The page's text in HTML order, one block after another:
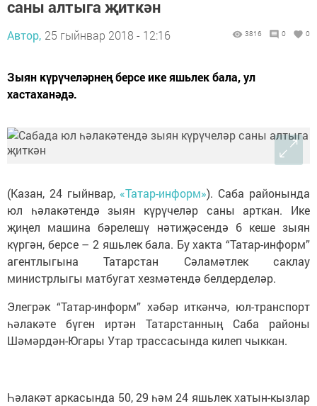
саны алтыга җиткән
Автор, 25 гыйнвар 2018 - 12:16 3816 0 0
Зыян күрүчеләрнең берсе ике яшьлек бала, ул
хастаханәдә.
(Казан, 24 гыйнвар, «Татар-информ»). Саба районында
юл һәлакәтендә зыян күрүчеләр саны арткан. Ике
җиңел машина бәрелешү нәтиҗәсендә 6 кеше зыян
күргән, берсе – 2 яшьлек бала. Бу хакта “Татар-информ”
агентлыгына Татарстан Сәламәтлек саклау
министрлыгы матбугат хезмәтендә белдерделәр.
Элегрәк “Татар-информ” хәбәр иткәнчә, юл-транспорт
һәлакәте бүген иртән Татарстанның Саба районы
Шәмәрдән-Югары Утар трассасында килеп чыккан.
Һәлакәт аркасында 50, 29 һәм 24 яшьлек хатын-кызлар